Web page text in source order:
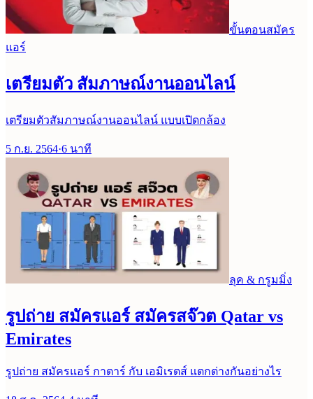
ขั้นตอนสมัคร
แอร์
เตรียมตัว สัมภาษณ์งานออนไลน์
เตรียมตัวสัมภาษณ์งานออนไลน์ แบบเปิดกล้อง
5 ก.ย. 2564·6 นาที
ลุค & กรูมมิ่ง
รูปถ่าย สมัครแอร์ สมัครสจ๊วต Qatar vs
Emirates
รูปถ่าย สมัครแอร์ กาตาร์ กับ เอมิเรตส์ แตกต่างกันอย่างไร